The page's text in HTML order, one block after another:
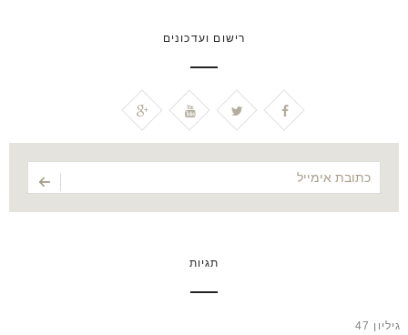
רישום ועדכונים
תגיות
גיליון 47